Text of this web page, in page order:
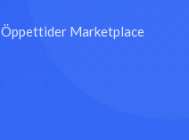
Öppettider Marketplace